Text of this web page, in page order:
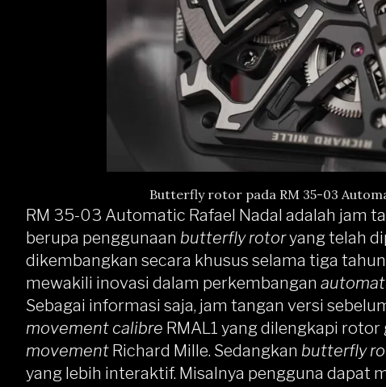
Butterfly rotor pada RM 35-03
RM 35-03 Automatic Rafael Nadal adalah jam
berupa penggunaan butterfly rotoryang telah
dikembangkan secara khusus selama tiga
mewakili inovasi dalam perkembangan
Sebagai informasi saja, jam tangan versi
movement calibre RMAL1 yang dilengkapi
movement Richard Mille. Sedangkan butterfly
yang lebih interaktif. Misalnya pengguna dapat